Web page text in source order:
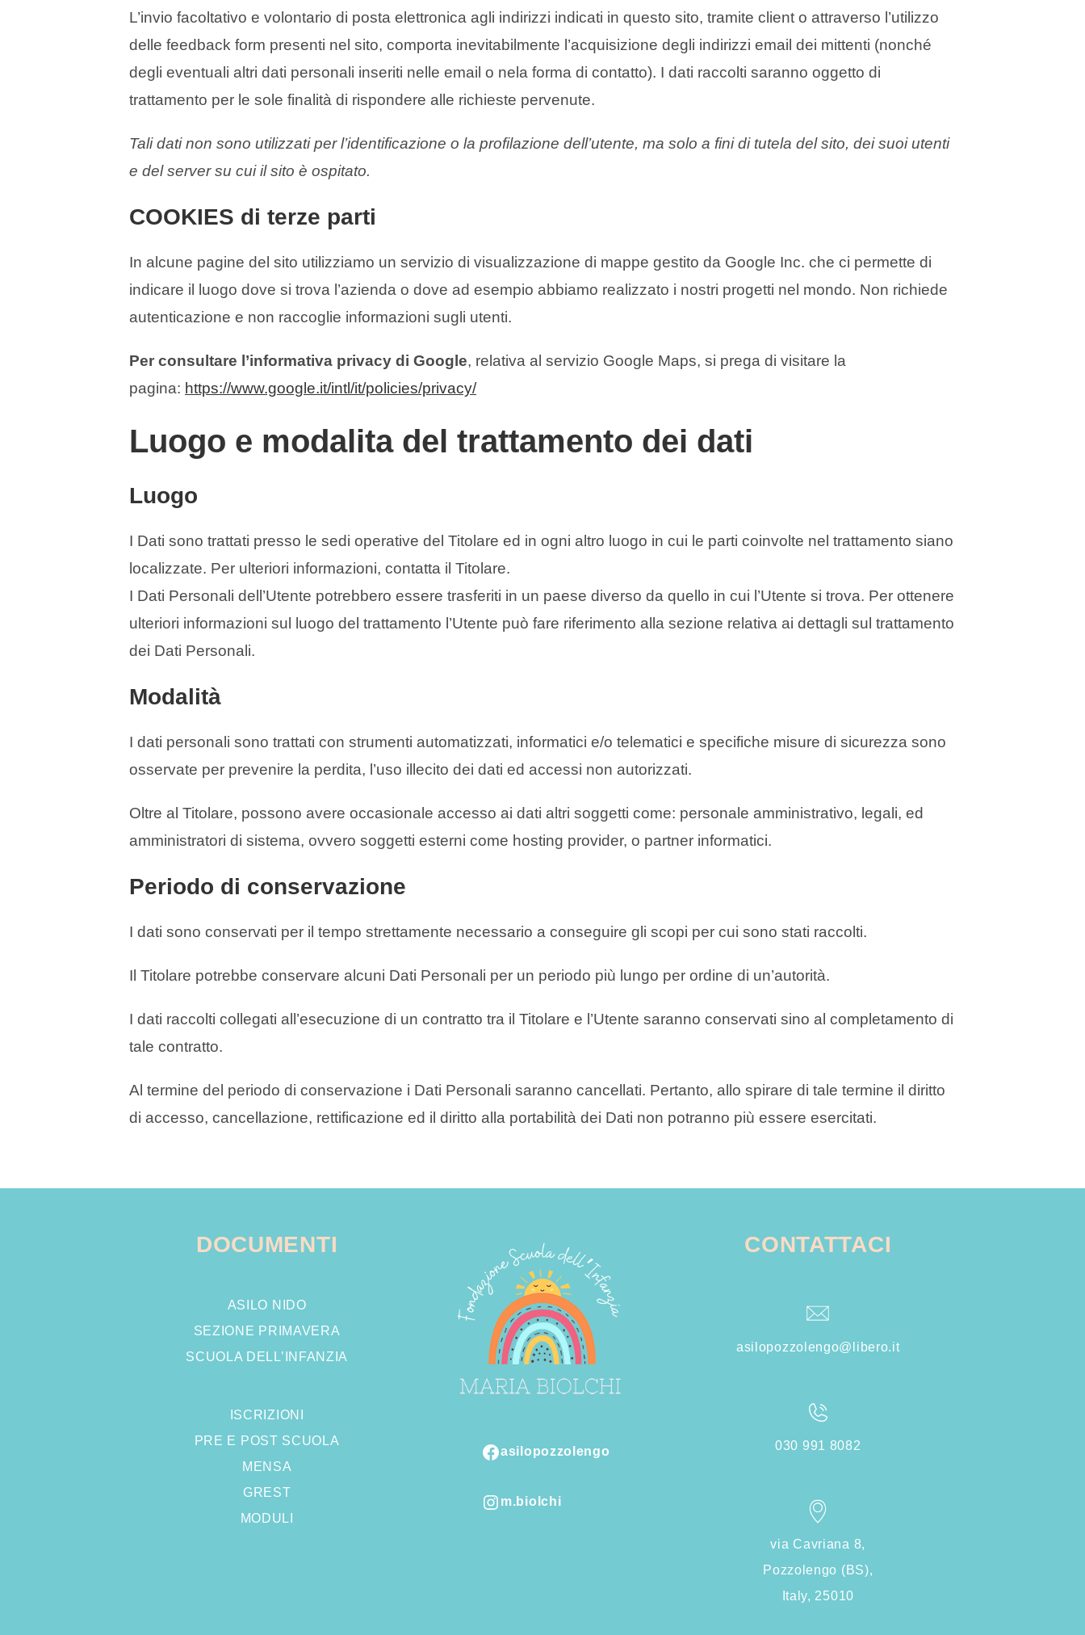
L’invio facoltativo e volontario di posta elettronica agli indirizzi indicati in questo sito, tramite client o attraverso l’utilizzo
delle feedback form presenti nel sito, comporta inevitabilmente l’acquisizione degli indirizzi email dei mittenti (nonché
degli eventuali altri dati personali inseriti nelle email o nela forma di contatto). I dati raccolti saranno oggetto di
trattamento per le sole finalità di rispondere alle richieste pervenute.
Tali dati non sono utilizzati per l’identificazione o la profilazione dell’utente, ma solo a fini di tutela del sito, dei suoi utenti
e del server su cui il sito è ospitato.
COOKIES di terze parti
In alcune pagine del sito utilizziamo un servizio di visualizzazione di mappe gestito da Google Inc. che ci permette di
indicare il luogo dove si trova l’azienda o dove ad esempio abbiamo realizzato i nostri progetti nel mondo. Non richiede
autenticazione e non raccoglie informazioni sugli utenti.
Per consultare l’informativa privacy di Google, relativa al servizio Google Maps, si prega di visitare la
pagina: https://www.google.it/intl/it/policies/privacy/
Luogo e modalita del trattamento dei dati
Luogo
I Dati sono trattati presso le sedi operative del Titolare ed in ogni altro luogo in cui le parti coinvolte nel trattamento siano
localizzate. Per ulteriori informazioni, contatta il Titolare.
I Dati Personali dell’Utente potrebbero essere trasferiti in un paese diverso da quello in cui l’Utente si trova. Per ottenere
ulteriori informazioni sul luogo del trattamento l’Utente può fare riferimento alla sezione relativa ai dettagli sul trattamento
dei Dati Personali.
Modalità
I dati personali sono trattati con strumenti automatizzati, informatici e/o telematici e specifiche misure di sicurezza sono
osservate per prevenire la perdita, l’uso illecito dei dati ed accessi non autorizzati.
Oltre al Titolare, possono avere occasionale accesso ai dati altri soggetti come: personale amministrativo, legali, ed
amministratori di sistema, ovvero soggetti esterni come hosting provider, o partner informatici.
Periodo di conservazione
I dati sono conservati per il tempo strettamente necessario a conseguire gli scopi per cui sono stati raccolti.
Il Titolare potrebbe conservare alcuni Dati Personali per un periodo più lungo per ordine di un’autorità.
I dati raccolti collegati all’esecuzione di un contratto tra il Titolare e l’Utente saranno conservati sino al completamento di
tale contratto.
Al termine del periodo di conservazione i Dati Personali saranno cancellati. Pertanto, allo spirare di tale termine il diritto
di accesso, cancellazione, rettificazione ed il diritto alla portabilità dei Dati non potranno più essere esercitati.
DOCUMENTI
ASILO NIDO
SEZIONE PRIMAVERA
SCUOLA DELL’INFANZIA
ISCRIZIONI
PRE E POST SCUOLA
MENSA
GREST
MODULI
Facebook asilopozzolengo
Instagram m.biolchi
CONTATTACI
asilopozzolengo@libero.it
030 991 8082
via Cavriana 8,
Pozzolengo (BS),
Italy, 25010